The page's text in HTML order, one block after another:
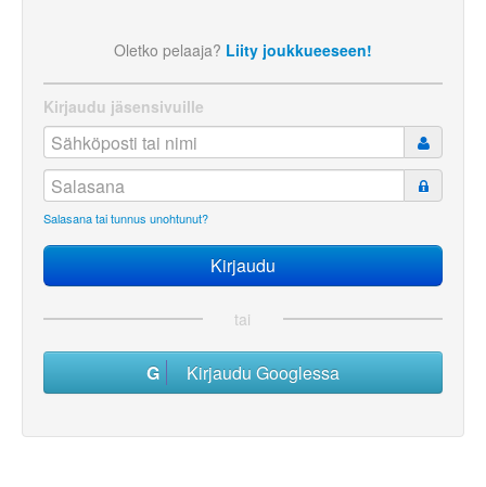
Oletko pelaaja? Liity joukkueeseen!
Kirjaudu jäsensivuille
Salasana tai tunnus unohtunut?
tai
Kirjaudu Googlessa